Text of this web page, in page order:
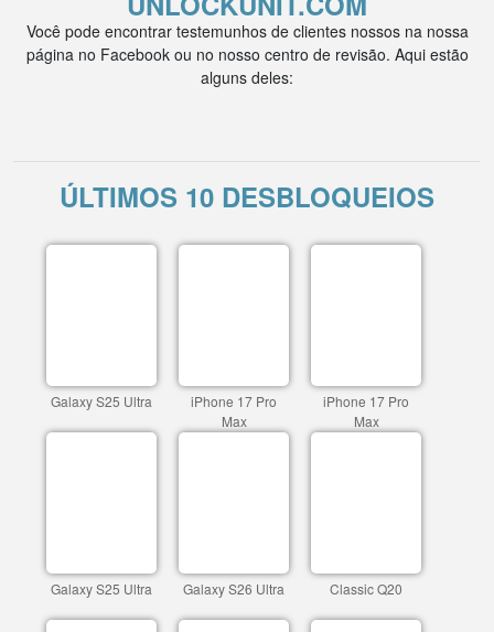
Você pode encontrar testemunhos de clientes nossos na nossa
página no Facebook ou no nosso centro de revisão. Aqui estão
alguns deles:
ÚLTIMOS 10 DESBLOQUEIOS
Galaxy S25 Ultra
iPhone 17 Pro
Max
iPhone 17 Pro
Max
Galaxy S25 Ultra Galaxy S26 Ultra Classic Q20